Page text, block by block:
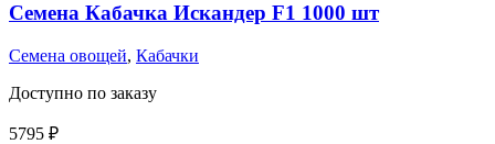
Семена Кабачка Искандер F1 1000 шт
Семена овощей, Кабачки
Доступно по заказу
5795 ₽